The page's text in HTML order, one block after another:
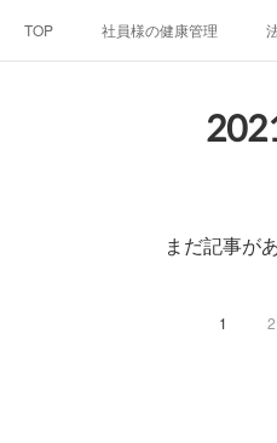
TOP 社員様の健康管理
プラ
まだ記事が
1 2